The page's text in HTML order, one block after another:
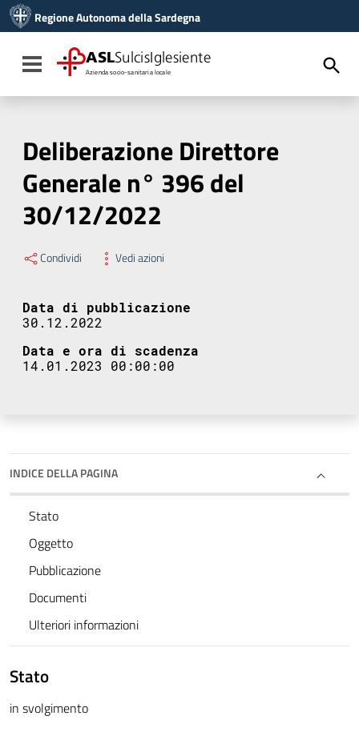
Vai al menu di navigazione
Vai al footer
Regione Autonoma della Sardegna
Toggle navigation
ASLSulcisIglesiente
Azienda socio-sanitaria locale
Deliberazione Direttore
Generale n° 396 del
30/12/2022
Condividi Vedi azioni
Data di pubblicazione
30.12.2022
Data e ora di scadenza
14.01.2023 00:00:00
INDICE DELLA PAGINA
Stato
Oggetto
Pubblicazione
Documenti
Ulteriori informazioni
Stato
in svolgimento